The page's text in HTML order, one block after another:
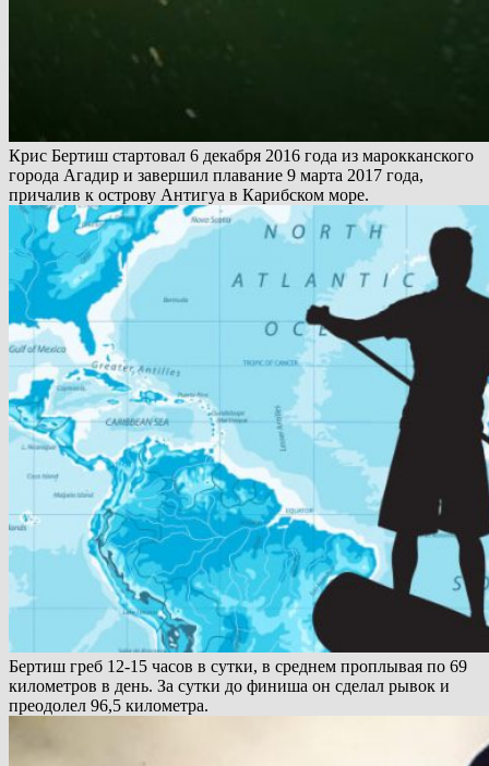
Крис Бертиш стартовал 6 декабря 2016 года из марокканского
города Агадир и завершил плавание 9 марта 2017 года,
причалив к острову Антигуа в Карибском море.
Бертиш греб 12-15 часов в сутки, в среднем проплывая по 69
километров в день. За сутки до финиша он сделал рывок и
преодолел 96,5 километра.